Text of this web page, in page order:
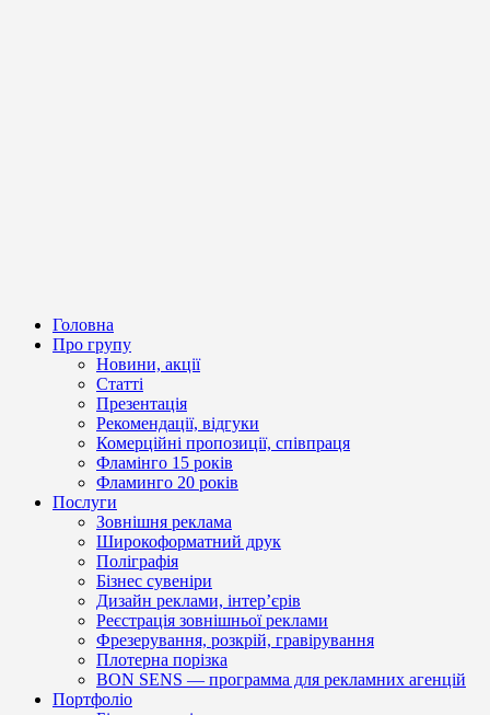
Головна
Про групу
Новини, акції
Статті
Презентація
Рекомендації, відгуки
Комерційні пропозиції, співпраця
Фламінго 15 років
Фламинго 20 років
Послуги
Зовнішня реклама
Широкоформатний друк
Поліграфія
Бізнес сувеніри
Дизайн реклами, інтер’єрів
Реєстрація зовнішньої реклами
Фрезерування, розкрій, гравірування
Плотерна порізка
BON SENS — программа для рекламних агенцій
Портфоліо